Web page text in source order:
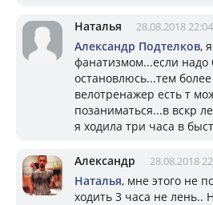
Наталья 28.08.2018 22:04
Александр Подтелков,
фанатизмом...если надо
остановлюсь...тем
велотренажер есть т
позаниматься...в вскр
я ходила три часа в
Александр 28.08.2018
Наталья, мне этого не
ходить 3 часа не лень..